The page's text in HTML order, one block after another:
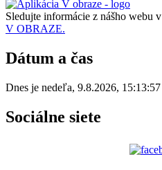
Sledujte informácie z nášho webu v
V OBRAZE.
Dátum a čas
Dnes je nedeľa, 9.8.2026, 15:13:57
Sociálne siete